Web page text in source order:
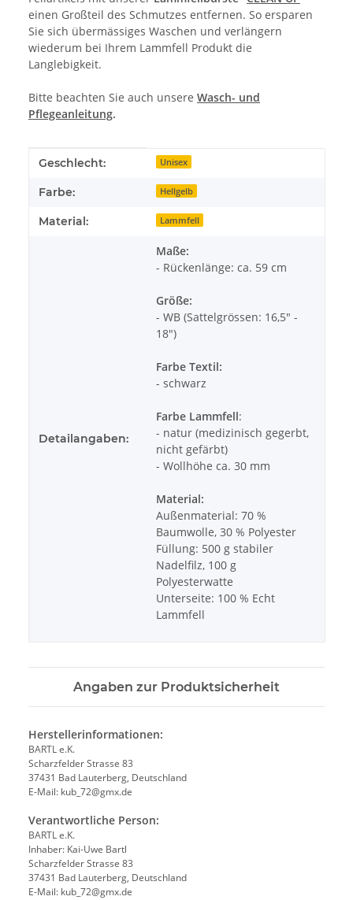
einen Großteil des Schmutzes entfernen. So ersparen
Sie sich übermässiges Waschen und verlängern
wiederum bei Ihrem Lammfell Produkt die
Langlebigkeit.
Bitte beachten Sie auch unsere Wasch- und
Pflegeanleitung.
Produkteigenschaft
Wert
Geschlecht: Unisex
Farbe: Hellgelb
Material: Lammfell
Detailangaben:
Maße:
- Rückenlänge: ca. 59 cm
Größe:
- WB (Sattelgrössen: 16,5" -
18")
Farbe Textil:
- schwarz
Farbe Lammfell:
- natur (medizinisch gegerbt,
nicht gefärbt)
- Wollhöhe ca. 30 mm
Material:
Außenmaterial: 70 %
Baumwolle, 30 % Polyester
Füllung: 500 g stabiler
Nadelfilz, 100 g
Polyesterwatte
Unterseite: 100 % Echt
Lammfell
Angaben zur Produktsicherheit
Herstellerinformationen:
BARTL e.K.
Scharzfelder Strasse 83
37431 Bad Lauterberg, Deutschland
E-Mail: kub_72@gmx.de
Verantwortliche Person:
BARTL e.K.
Inhaber: Kai-Uwe Bartl
Scharzfelder Strasse 83
37431 Bad Lauterberg, Deutschland
E-Mail: kub_72@gmx.de